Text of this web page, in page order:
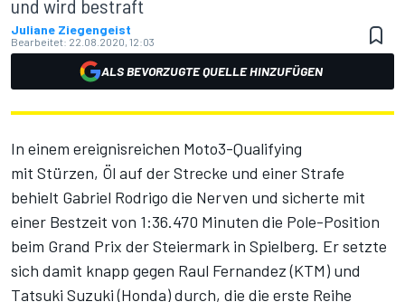
und wird bestraft
Juliane Ziegengeist
Bearbeitet: 22.08.2020, 12:03
ALS BEVORZUGTE QUELLE HINZUFÜGEN
In einem ereignisreichen Moto3-Qualifying
mit Stürzen, Öl auf der Strecke und einer Strafe
behielt Gabriel Rodrigo die Nerven und sicherte mit
einer Bestzeit von 1:36.470 Minuten die Pole-Position
beim Grand Prix der Steiermark in Spielberg. Er setzte
sich damit knapp gegen Raul Fernandez (KTM) und
Tatsuki Suzuki (Honda) durch, die die erste Reihe